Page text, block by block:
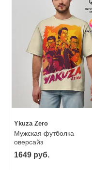
Ykuza Zero
Мужская футболка
оверсайз
1649 руб.